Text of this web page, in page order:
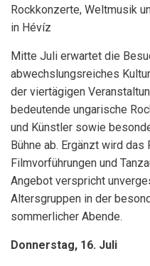
Rockkonzerte, Weltmusik
in Hévíz
Mitte Juli erwartet die
abwechslungsreiches
der viertägigen
bedeutende ungarische
und Künstler sowie
Bühne ab. Ergänzt wird das
Filmvorführungen und
Angebot verspricht
Altersgruppen in der
sommerlicher Abende.
Donnerstag, 16. Juli